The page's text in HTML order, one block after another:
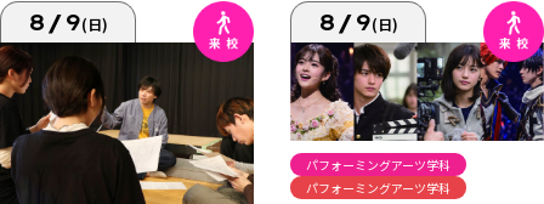
8/9(日) 8/9(日)
パフォーミングアーツ学科
パフォーミングアーツ学科